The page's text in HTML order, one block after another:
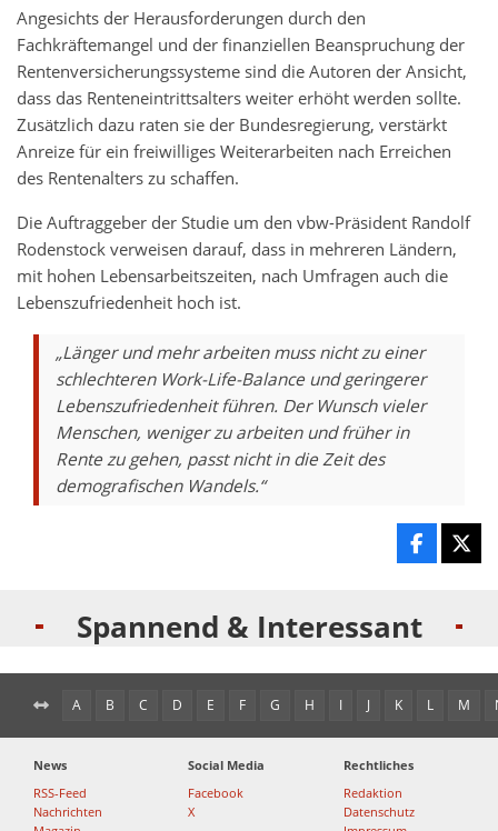
Angesichts der Herausforderungen durch den
Fachkräftemangel und der finanziellen Beanspruchung der
Rentenversicherungssysteme sind die Autoren der Ansicht,
dass das Renteneintrittsalters weiter erhöht werden sollte.
Zusätzlich dazu raten sie der Bundesregierung, verstärkt
Anreize für ein freiwilliges Weiterarbeiten nach Erreichen
des Rentenalters zu schaffen.
Die Auftraggeber der Studie um den vbw-Präsident Randolf
Rodenstock verweisen darauf, dass in mehreren Ländern,
mit hohen Lebensarbeitszeiten, nach Umfragen auch die
Lebenszufriedenheit hoch ist.
„Länger und mehr arbeiten muss nicht zu einer
schlechteren Work-Life-Balance und geringerer
Lebenszufriedenheit führen. Der Wunsch vieler
Menschen, weniger zu arbeiten und früher in
Rente zu gehen, passt nicht in die Zeit des
demografischen Wandels.“
Spannend & Interessant
A B C D E F G H I J K L M
News
RSS-Feed
Nachrichten
Social Media
Facebook
X
Rechtliches
Redaktion
Datenschutz